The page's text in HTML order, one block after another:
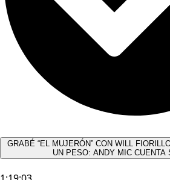
GRABÉ “EL MUJERÓN” CON WILL
UN PESO: ANDY MIC CUENTA